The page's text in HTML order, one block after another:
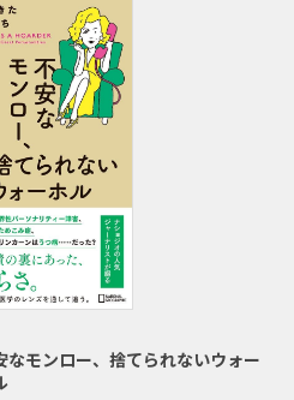
なモンロー、捨てられないウォー